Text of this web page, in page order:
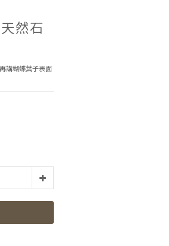
然石
講蝴蝶葉子表面